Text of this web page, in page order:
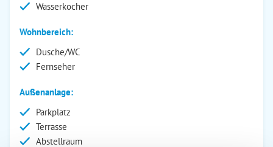
Wasserkocher
Wohnbereich:
Dusche/WC
Fernseher
Außenanlage:
Parkplatz
Terrasse
Abstellraum